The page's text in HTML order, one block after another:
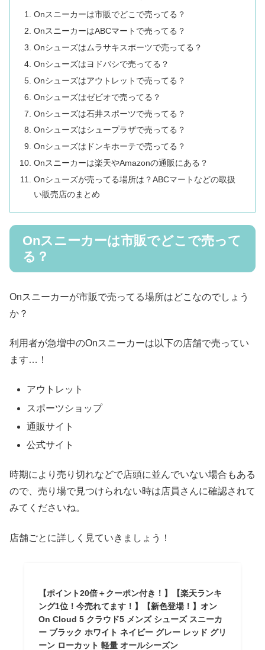
Onスニーカーは市販でどこで売ってる？
OnスニーカーはABCマートで売ってる？
Onシューズはムラサキスポーツで売ってる？
Onシューズはヨドバシで売ってる？
Onシューズはアウトレットで売ってる？
Onシューズはゼビオで売ってる？
Onシューズは石井スポーツで売ってる？
Onシューズはシュープラザで売ってる？
Onシューズはドンキホーテで売ってる？
Onスニーカーは楽天やAmazonの通販にある？
Onシューズが売ってる場所は？ABCマートなどの取扱
い販売店のまとめ
Onスニーカーは市販でどこで売って
る？
Onスニーカーが市販で売ってる場所はどこなのでしょう
か？
利用者が急増中のOnスニーカーは以下の店舗で売ってい
ます…！
アウトレット
スポーツショップ
通販サイト
公式サイト
時期により売り切れなどで店頭に並んでいない場合もある
ので、売り場で見つけられない時は店員さんに確認されて
みてくださいね。
店舗ごとに詳しく見ていきましょう！
【ポイント20倍＋クーポン付き！】【楽天ランキ
ング1位！今売れてます！】【新色登場！】オン
On Cloud 5 クラウド5 メンズ シューズ スニーカ
ー ブラック ホワイト ネイビー グレー レッド グリ
ーン ローカット 軽量 オールシーズン